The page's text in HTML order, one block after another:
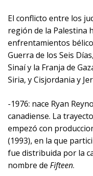
El conflicto entre los
región de la Palestina
enfrentamientos
Guerra de los Seis
Sinaí y la Franja de
Siria, y Cisjordania y
-1976: nace Ryan
canadiense. La
empezó con
(1993), en la que
fue distribuida por la
nombre de Fifteen.